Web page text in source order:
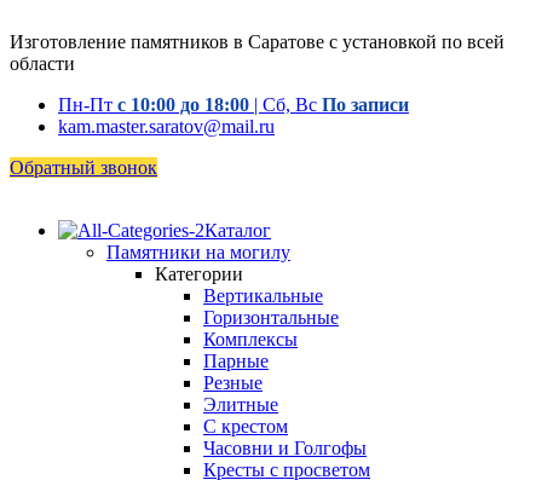
Изготовление памятников в Саратове с установкой по всей
области
Пн-Пт с 10:00 до 18:00 | Сб, Вс По записи
kam.master.saratov@mail.ru
Обратный звонок
Каталог
Памятники на могилу
Категории
Вертикальные
Горизонтальные
Комплексы
Парные
Резные
Элитные
С крестом
Часовни и Голгофы
Кресты с просветом